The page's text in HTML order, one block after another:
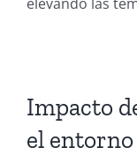
Impacto
el